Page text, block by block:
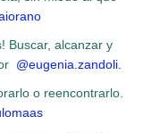
Buscar, alcanzar y
@eugenia.zandoli.
o reencontrarlo.